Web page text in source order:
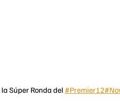
Súper Ronda del #Premier12